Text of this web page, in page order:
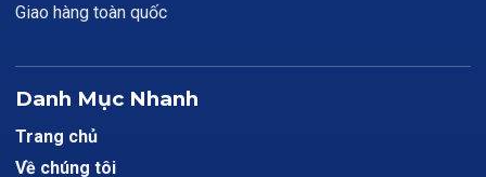
Giao hàng toàn quốc
Danh Mục Nhanh
Trang chủ
Về chúng tôi